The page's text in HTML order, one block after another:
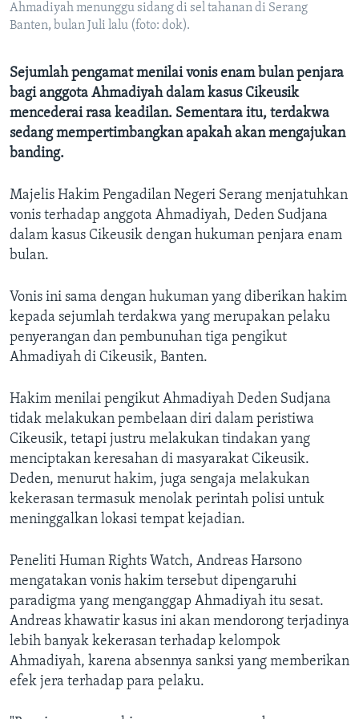
Ahmadiyah menunggu sidang di sel tahanan di Serang
Banten, bulan Juli lalu (foto: dok).
Sejumlah pengamat menilai vonis enam bulan penjara
bagi anggota Ahmadiyah dalam kasus Cikeusik
mencederai rasa keadilan. Sementara itu, terdakwa
sedang mempertimbangkan apakah akan mengajukan
banding.
Majelis Hakim Pengadilan Negeri Serang menjatuhkan
vonis terhadap anggota Ahmadiyah, Deden Sudjana
dalam kasus Cikeusik dengan hukuman penjara enam
bulan.
Vonis ini sama dengan hukuman yang diberikan hakim
kepada sejumlah terdakwa yang merupakan pelaku
penyerangan dan pembunuhan tiga pengikut
Ahmadiyah di Cikeusik, Banten.
Hakim menilai pengikut Ahmadiyah Deden Sudjana
tidak melakukan pembelaan diri dalam peristiwa
Cikeusik, tetapi justru melakukan tindakan yang
menciptakan keresahan di masyarakat Cikeusik.
Deden, menurut hakim, juga sengaja melakukan
kekerasan termasuk menolak perintah polisi untuk
meninggalkan lokasi tempat kejadian.
Peneliti Human Rights Watch, Andreas Harsono
mengatakan vonis hakim tersebut dipengaruhi
paradigma yang menganggap Ahmadiyah itu sesat.
Andreas khawatir kasus ini akan mendorong terjadinya
lebih banyak kekerasan terhadap kelompok
Ahmadiyah, karena absennya sanksi yang memberikan
efek jera terhadap para pelaku.